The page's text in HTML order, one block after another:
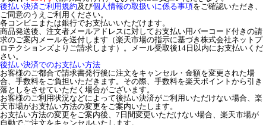
後払い決済ご利用規約及び個人情報の取扱いに係る事項をご確認いただき、
ご同意のうえご利用ください。
各コンビニまたは銀行でお支払いいただけます。
商品発送後、注文者メールアドレスに対してお支払い用バーコード付きの請
求のご案内メールを送付します（楽天市場の指示に基づき株式会社ネットプ
ロテクションズよりご請求します）。メール受取後14日以内にお支払いくだ
さい。
後払い決済でのお支払い方法
お客様のご都合で請求書発行後に注文をキャンセル・金額を変更された場
合、手数料をご負担いただきます。その際、手数料を楽天ポイントから引き
落としをさせていただく場合がございます。
お客様のご利用状況などによって後払い決済がご利用いただけない場合、楽
天市場がお支払い方法の変更をご案内いたします。
お支払い方法の変更をご案内後、7日間変更いただけない場合、楽天市場が
自動でご注文をキャンセルいたします。